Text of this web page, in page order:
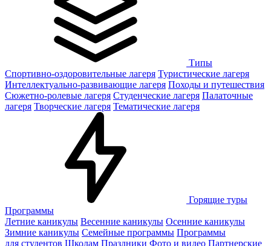
Типы
Спортивно-оздоровительные лагеря Туристические лагеря
Интеллектуально-развивающие лагеря Походы и путешествия
Сюжетно-ролевые лагеря Студенческие лагеря Палаточные
лагеря Творческие лагеря Тематические лагеря
Горящие туры
Программы
Летние каникулы Весенние каникулы Осенние каникулы
Зимние каникулы Семейные программы Программы
для студентов Школам Праздники Фото и видео Партнерские